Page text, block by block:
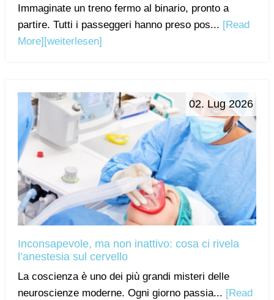
Immaginate un treno fermo al binario, pronto a
partire. Tutti i passeggeri hanno preso pos... [Read
More] [weiterlesen]
02. Lug 2026
Inconsapevole, ma non inattivo: cosa ci rivela
l’anestesia sul cervello
La coscienza è uno dei più grandi misteri delle
neuroscienze moderne. Ogni giorno passia... [Read